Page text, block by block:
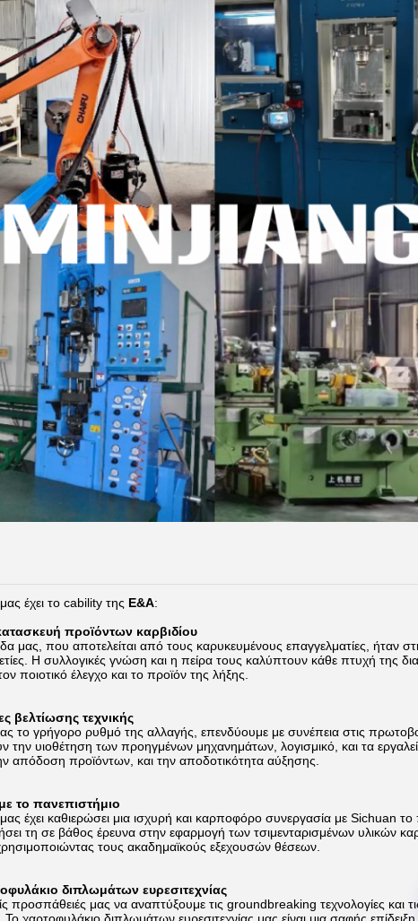
έχει το cability της Ε&Α:
προϊόντων καρβιδίου
μας, που αποτελείται από τους καρυκευμένους επαγγελματίες, ήταν
Η συλλογικές γνώση και η πείρα τους καλύπτουν κάθε πτυχή της
ποιοτικό έλεγχο και το προϊόν της λήξης.
βελτίωσης τεχνικής
το γρήγορο ρυθμό της αλλαγής, επενδύουμε με συνέπεια στις
την υιοθέτηση των προηγμένων μηχανημάτων, λογισμικό, και τα
απόδοση προϊόντων, και την αποδοτικότητα αύξησης.
το πανεπιστήμιο
έχει καθιερώσει μια ισχυρή και καρποφόρο συνεργασία με Sichuan
τη σε βάθος έρευνα στην εφαρμογή των τσιμενταρισμένων υλικών
τους ακαδημαϊκούς εξεχουσών θέσεων.
διπλωμάτων ευρεσιτεχνίας
προσπάθειές μας να αναπτύξουμε τις groundbreaking τεχνολογίες και